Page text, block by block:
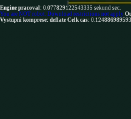
Engine pracoval: 0.077829122543335 sekund sec.
You are NOT robot. Download restrictions not apply
Vystupni komprese: deflate Celk cas: